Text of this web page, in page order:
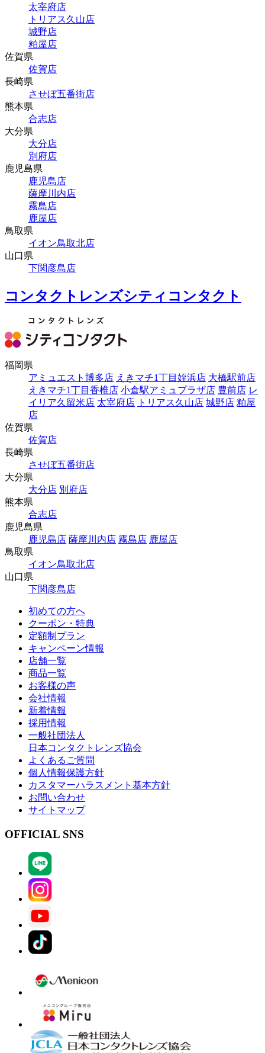
太宰府店
トリアス久山店
城野店
粕屋店
佐賀県
佐賀店
長崎県
させぼ五番街店
熊本県
合志店
大分県
大分店
別府店
鹿児島県
鹿児島店
薩摩川内店
霧島店
鹿屋店
鳥取県
イオン鳥取北店
山口県
下関彦島店
コンタクトレンズシティコンタクト
福岡県
アミュエスト博多店 えきマチ1丁目姪浜店 大橋駅前店
えきマチ1丁目香椎店 小倉駅アミュプラザ店 豊前店 レ
イリア久留米店 太宰府店 トリアス久山店 城野店 粕屋
店
佐賀県
佐賀店
長崎県
させぼ五番街店
大分県
大分店 別府店
熊本県
合志店
鹿児島県
鹿児島店 薩摩川内店 霧島店 鹿屋店
鳥取県
イオン鳥取北店
山口県
下関彦島店
初めての方へ
クーポン・特典
定額制プラン
キャンペーン情報
店舗一覧
商品一覧
お客様の声
会社情報
新着情報
採用情報
一般社団法人
日本コンタクトレンズ協会
よくあるご質問
個人情報保護方針
カスタマーハラスメント基本方針
お問い合わせ
サイトマップ
OFFICIAL SNS